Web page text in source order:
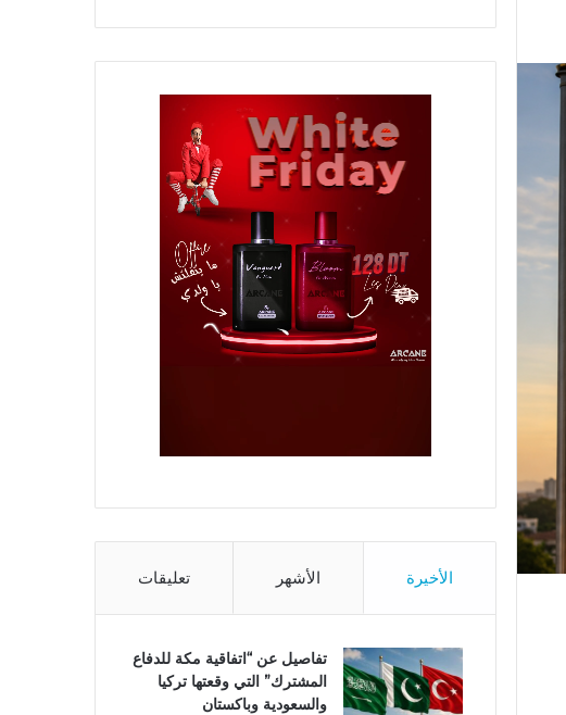
الأخيرة الأشهر تعليقات
تفاصيل عن “اتفاقية مكة للدفاع
المشترك” التي وقعتها تركيا
والسعودية وباكستان